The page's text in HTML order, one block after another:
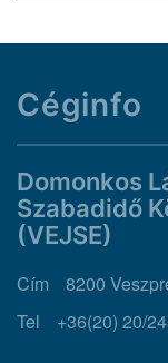
Céginfo
Domonkos
Szabadidő
(VEJSE)
Cím
8200
Tel
+36(20) 20/